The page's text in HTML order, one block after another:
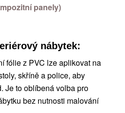
panely)
nábytek:
fólie z PVC lze aplikovat na
skříně a police, aby
Je to oblíbená volba pro
bez nutnosti malování